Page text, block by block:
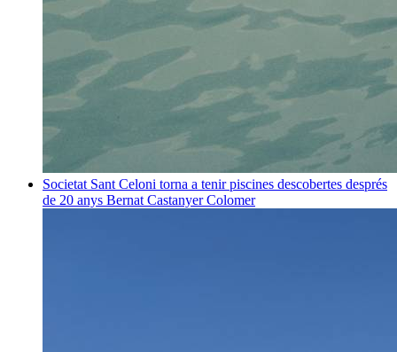
Societat Sant Celoni torna a tenir piscines descobertes després
de 20 anys Bernat Castanyer Colomer